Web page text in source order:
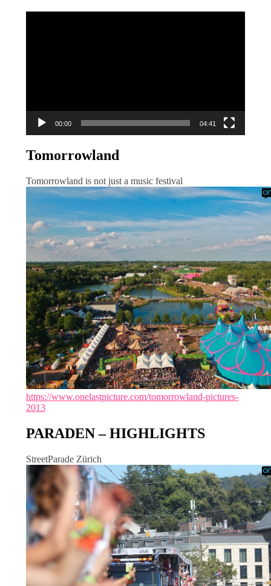
00:00 04:41
Tomorrowland
Tomorrowland is not just a music festival
https://www.onelastpicture.com/tomorrowland-pictures-
2013
PARADEN – HIGHLIGHTS
StreetParade Zürich